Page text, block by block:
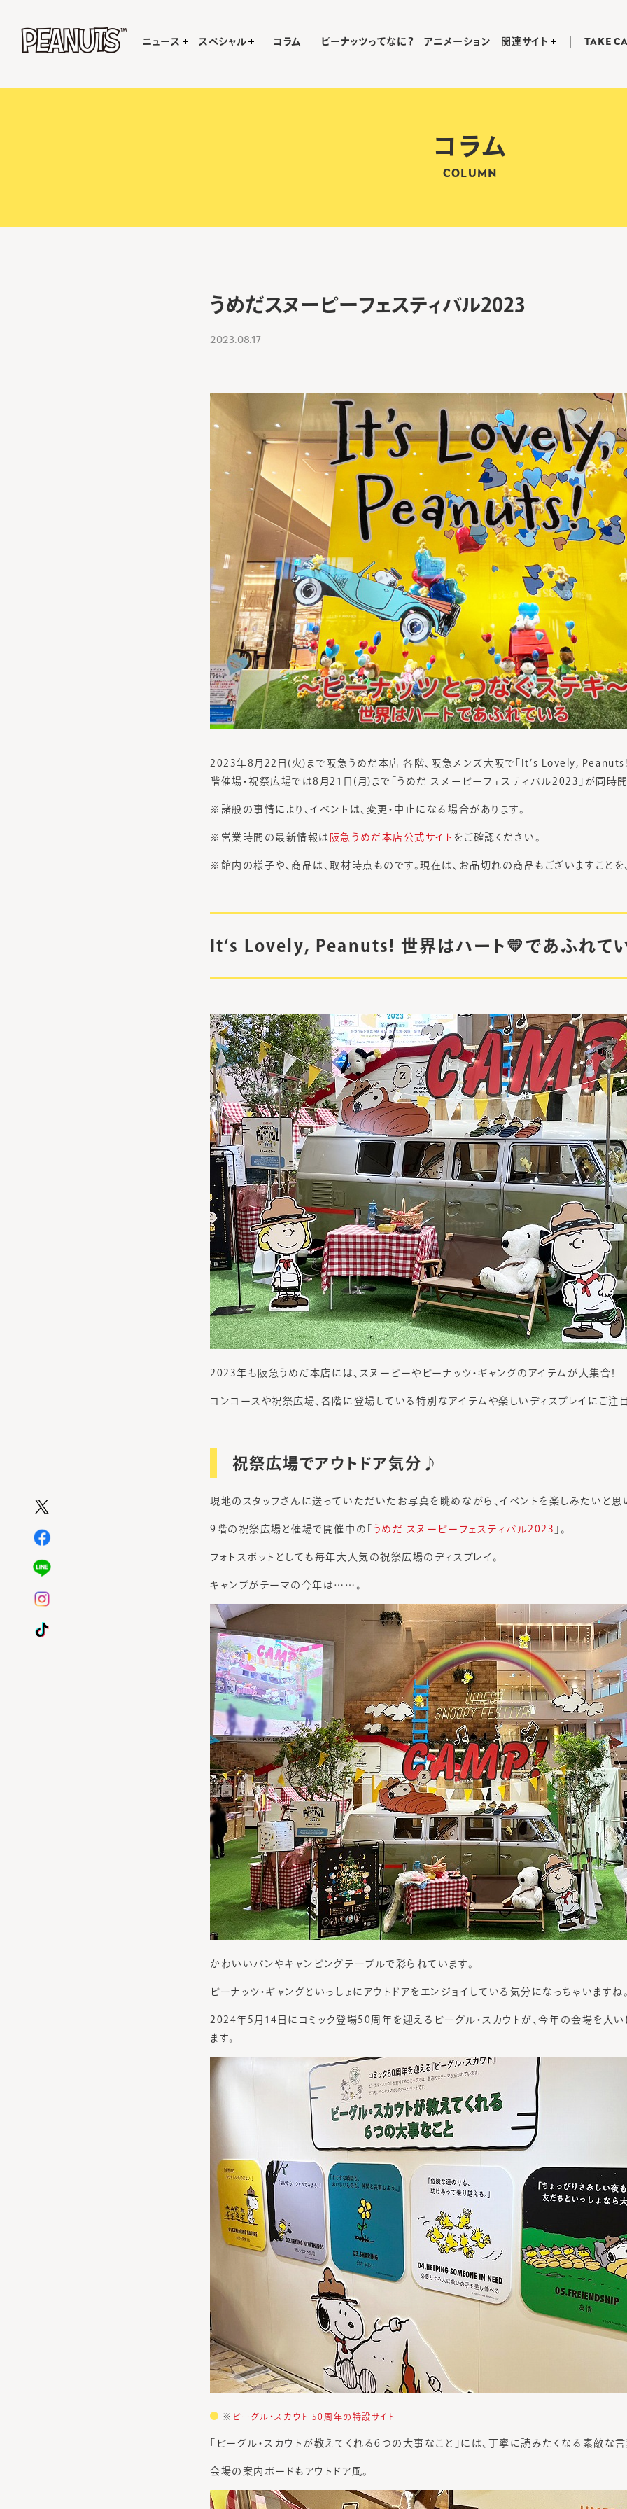
ニュース スペシャル コラム ピーナッツってなに？ アニメーション 関連サイト TAKE
コラム
COLUMN
うめだスヌーピーフェスティバル2023
2023.08.17
2023年8月22日(火)まで阪急うめだ本店 各階、阪急メンズ大阪で「It’s Lovely, Peanuts!
階催場・祝祭広場では8月21日(月)まで「うめだ スヌーピーフェスティバル2023」が同時
※諸般の事情により、イベントは、変更・中止になる場合があります。
※営業時間の最新情報は 阪急うめだ本店公式サイト をご確認ください。
※館内の様子や、商品は、取材時点ものです。現在は、お品切れの商品もございますことを
It‘s Lovely, Peanuts! 世界はハート💛であふれて
2023年も阪急うめだ本店には、スヌーピーやピーナッツ・ギャングのアイテムが大集合！
コンコースや祝祭広場、各階に登場している特別なアイテムや楽しいディスプレイにご注
祝祭広場でアウトドア気分♪
現地のスタッフさんに送っていただいたお写真を眺めながら、イベントを楽しみたいと思
9階の祝祭広場と催場で開催中の「 うめだ スヌーピーフェスティバル2023 」。
フォトスポットとしても毎年大人気の祝祭広場のディスプレイ。
キャンプがテーマの今年は……。
かわいいバンやキャンピングテーブルで彩られています。
ピーナッツ・ギャングといっしょにアウトドアをエンジョイしている気分になっちゃいますね
2024年5月14日にコミック登場50周年を迎えるビーグル・スカウトが、今年の会場を大
ます。
※ ビーグル・スカウト 50周年の特設サイト
「ビーグル・スカウトが教えてくれる6つの大事なこと」には、丁寧に読みたくなる素敵な
会場の案内ボードもアウトドア風。